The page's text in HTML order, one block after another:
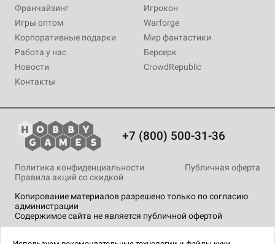
Франчайзинг
Игры оптом
Корпоративные подарки
Работа у нас
Новости
Контакты
Игрокон
Warforge
Мир фантастики
Берсерк
CrowdRepublic
+7 (800) 500-31-36
Копирование материалов разрешено только по согласию
администрации
Содержимое сайта не является публичной офертой
Политика конфиденциальности
Публичная оферта
Правила акций со скидкой
технологии .